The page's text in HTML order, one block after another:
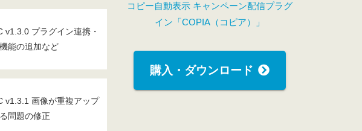
v1.3.0 プラグイン連携・
能の追加など
v1.3.1 画像が重複アップ
問題の修正
コピー自動表示 キャンペーン配信プラグ
イン「COPIA（コピア）」
購入・ダウンロード